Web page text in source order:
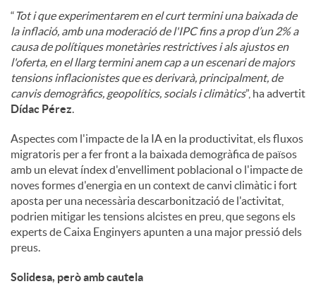
“ Tot i que experimentarem en el curt termini una baixada de
la inflació, amb una moderació de l'IPC fins a prop d’un 2% a
causa de polítiques monetàries restrictives i als ajustos en
l'oferta, en el llarg termini anem cap a un escenari de majors
tensions inflacionistes que es derivarà, principalment, de
canvis demogràfics, geopolítics, socials i climàtics”, ha advertit
Dídac Pérez.
Aspectes com l'impacte de la IA en la productivitat, els fluxos
migratoris per a fer front a la baixada demogràfica de països
amb un elevat índex d'envelliment poblacional o l'impacte de
noves formes d'energia en un context de canvi climàtic i fort
aposta per una necessària descarbonització de l'activitat,
podrien mitigar les tensions alcistes en preu, que segons els
experts de Caixa Enginyers apunten a una major pressió dels
preus.
Solidesa, però amb cautela